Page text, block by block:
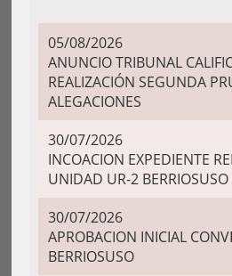
05/08/2026
ANUNCIO TRIBUNAL
REALIZACIÓN SEGUNDA
ALEGACIONES
30/07/2026
INCOACION EXPEDIENTE
UNIDAD UR-2 BERRIOSUSO
30/07/2026
APROBACION INICIAL
BERRIOSUSO